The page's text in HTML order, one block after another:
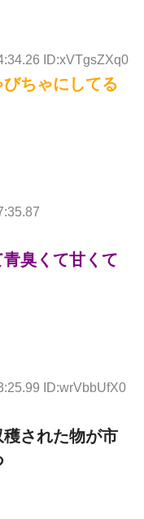
ID:xVTgsZXq0
ちゃにしてる
臭くて甘くて
ID:wrVbbUfX0
された物が市